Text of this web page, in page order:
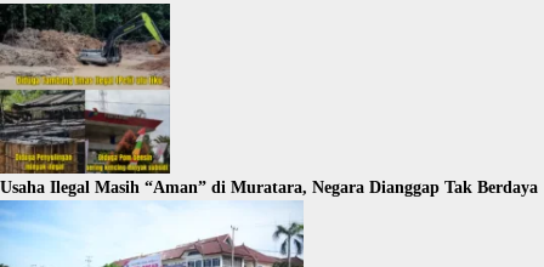
Usaha Ilegal Masih “Aman” di Muratara, Negara Dianggap Tak Berdaya